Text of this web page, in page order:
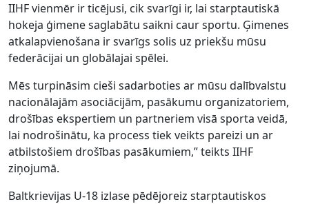
IIHF vienmēr ir ticējusi, cik svarīgi ir, lai starptautiskā
hokeja ģimene saglabātu saikni caur sportu. Ģimenes
atkalapvienošana ir svarīgs solis uz priekšu mūsu
federācijai un globālajai spēlei.
Mēs turpināsim cieši sadarboties ar mūsu dalībvalstu
nacionālajām asociācijām, pasākumu organizatoriem,
drošības ekspertiem un partneriem visā sporta veidā,
lai nodrošinātu, ka process tiek veikts pareizi un ar
atbilstošiem drošības pasākumiem,” teikts IIHF
ziņojumā.
Baltkrievijas U-18 izlase pēdējoreiz starptautiskos